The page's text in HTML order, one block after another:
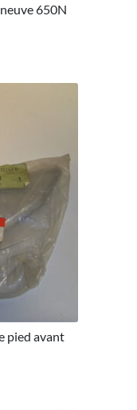
650N
pied avant